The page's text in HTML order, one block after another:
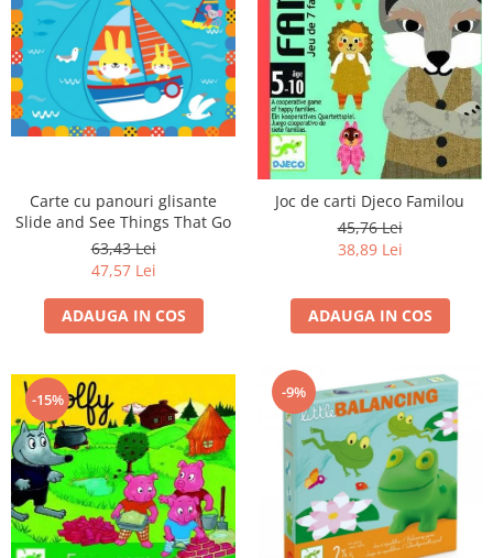
Carte cu panouri glisante
Slide and See Things That Go
63,43 Lei
47,57 Lei
ADAUGA IN COS
Joc de carti Djeco Familou
45,76 Lei
38,89 Lei
ADAUGA IN COS
-15% -9%